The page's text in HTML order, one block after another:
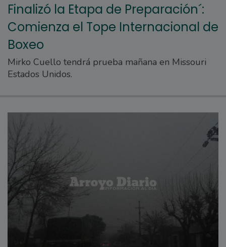
Finalizó la Etapa de Preparación´:
Comienza el Tope Internacional de
Boxeo
Mirko Cuello tendrá prueba mañana en Missouri
Estados Unidos.